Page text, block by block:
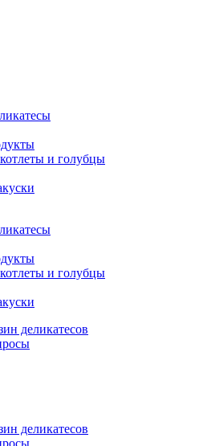
и голубцы
и голубцы
деликатесов
деликатесов